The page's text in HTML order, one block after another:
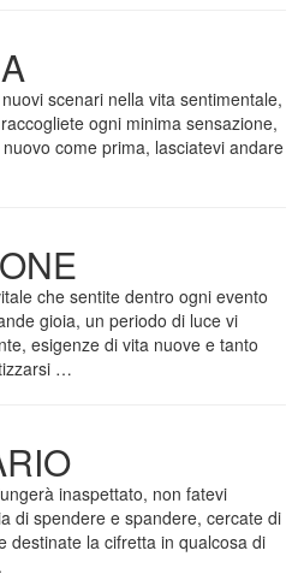
scenari nella vita sentimentale,
ogni minima sensazione,
come prima, lasciatevi andare
che sentite dentro ogni evento
gioia, un periodo di luce vi
esigenze di vita nuove e tanto
…
inaspettato, non fatevi
di spendere e spandere, cercate di
destinate la cifretta in qualcosa di